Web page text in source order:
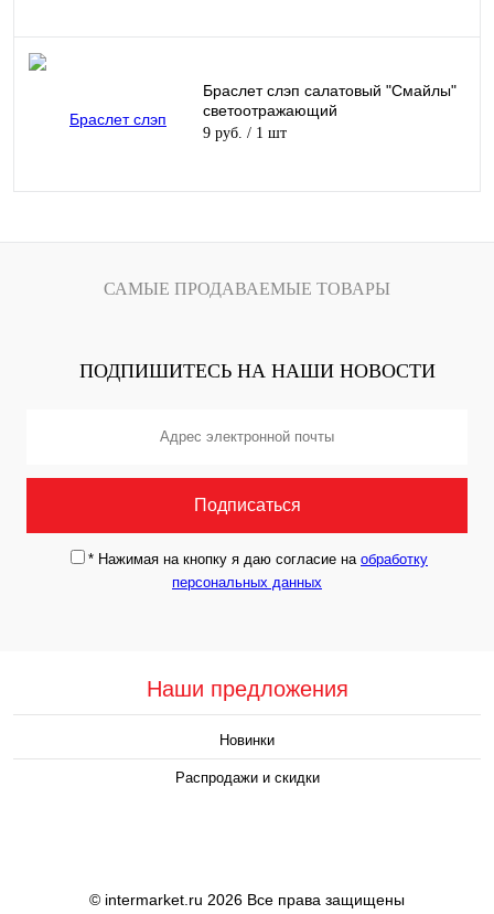
Браслет слэп салатовый "Смайлы"
светоотражающий
9 руб. / 1 шт
САМЫЕ ПРОДАВАЕМЫЕ ТОВАРЫ
ПОДПИШИТЕСЬ НА НАШИ НОВОСТИ
* Нажимая на кнопку я даю согласие на обработку
персональных данных
Наши предложения
Новинки
Распродажи и скидки
© intermarket.ru 2026 Все права защищены